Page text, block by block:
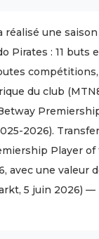
réalisé une
Pirates : 11 buts
du club
2026).
Player of
avec une valeur
5 juin 2026) —